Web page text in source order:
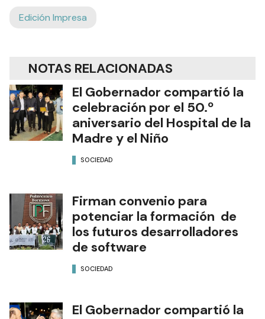
Edición Impresa
NOTAS RELACIONADAS
El Gobernador compartió la
celebración por el 50.º
aniversario del Hospital de la
Madre y el Niño
SOCIEDAD
Firman convenio para
potenciar la formación de
los futuros desarrolladores
de software
SOCIEDAD
El Gobernador compartió la